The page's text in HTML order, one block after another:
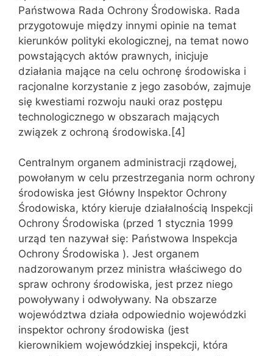
Państwowa Rada Ochrony Środowiska. Rada
przygotowuje między innymi opinie na temat
kierunków polityki ekologicznej, na temat nowo
powstających aktów prawnych, inicjuje
działania mające na celu ochronę środowiska i
racjonalne korzystanie z jego zasobów, zajmuje
się kwestiami rozwoju nauki oraz postępu
technologicznego w obszarach mających
związek z ochroną środowiska.[4]
Centralnym organem administracji rządowej,
powołanym w celu przestrzegania norm ochrony
środowiska jest Główny Inspektor Ochrony
Środowiska, który kieruje działalnością Inspekcji
Ochrony Środowiska (przed 1 stycznia 1999
urząd ten nazywał się: Państwowa Inspekcja
Ochrony Środowiska ). Jest organem
nadzorowanym przez ministra właściwego do
spraw ochrony środowiska, jest przez niego
powoływany i odwoływany. Na obszarze
województwa działa odpowiednio wojewódzki
inspektor ochrony środowiska (jest
kierownikiem wojewódzkiej inspekcji, która